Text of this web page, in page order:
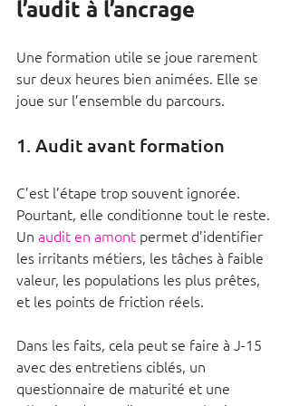
l’audit à l’ancrage
Une formation utile se joue rarement
sur deux heures bien animées. Elle se
joue sur l’ensemble du parcours.
1. Audit avant formation
C’est l’étape trop souvent ignorée.
Pourtant, elle conditionne tout le reste.
Un audit en amont permet d’identifier
les irritants métiers, les tâches à faible
valeur, les populations les plus prêtes,
et les points de friction réels.
Dans les faits, cela peut se faire à J-15
avec des entretiens ciblés, un
questionnaire de maturité et une